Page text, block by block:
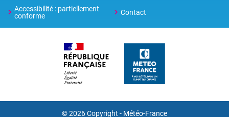
Accessibilité : partiellement
conforme
Contact
© 2026 Copyright - Météo-France